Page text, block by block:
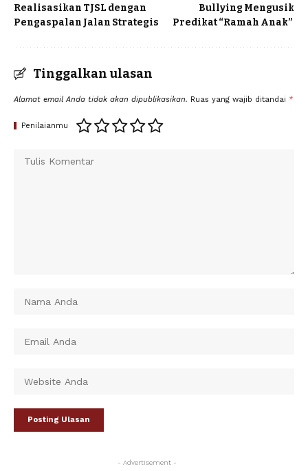
Realisasikan TJSL dengan
Pengaspalan Jalan Strategis
Bullying Mengusik
Predikat “Ramah Anak”
Tinggalkan ulasan
Alamat email Anda tidak akan dipublikasikan. Ruas yang wajib ditandai *
Penilaianmu
- Advertisement -